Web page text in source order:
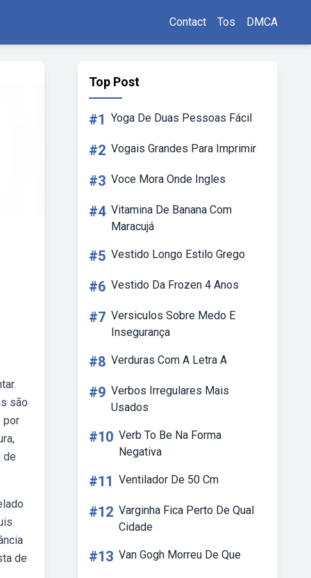
Contact Tos DMCA
são
por
de
de
Top Post
#1 Yoga De Duas Pessoas Fácil
#2 Vogais Grandes Para Imprimir
#3 Voce Mora Onde Ingles
#4 Vitamina De Banana Com
Maracujá
#5 Vestido Longo Estilo Grego
#6 Vestido Da Frozen 4 Anos
#7 Versiculos Sobre Medo E
Insegurança
#8 Verduras Com A Letra A
#9 Verbos Irregulares Mais
Usados
#10 Verb To Be Na Forma
Negativa
#11 Ventilador De 50 Cm
#12 Varginha Fica Perto De Qual
Cidade
#13 Van Gogh Morreu De Que